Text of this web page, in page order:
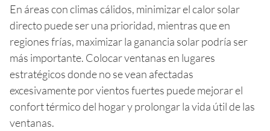
En áreas con climas cálidos, minimizar el calor solar
directo puede ser una prioridad, mientras que en
regiones frías, maximizar la ganancia solar podría ser
más importante. Colocar ventanas en lugares
estratégicos donde no se vean afectadas
excesivamente por vientos fuertes puede mejorar el
confort térmico del hogar y prolongar la vida útil de las
ventanas.